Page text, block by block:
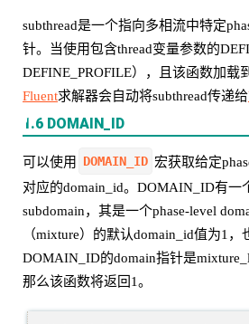
subthread是一个指向多相流中特定
针。当使用包含thread变量参数的
DEFINE_PROFILE），且该函数加载
Fluent求解器会自动将subthread传递给
1.6 DOMAIN_ID
可以使用 DOMAIN_ID 宏获取给定
对应的domain_id。DOMAIN_ID有一
subdomain，其是一个phase-level
（mixture）的默认domain_id值为1
DOMAIN_ID的domain指针是
那么该函数将返回1。